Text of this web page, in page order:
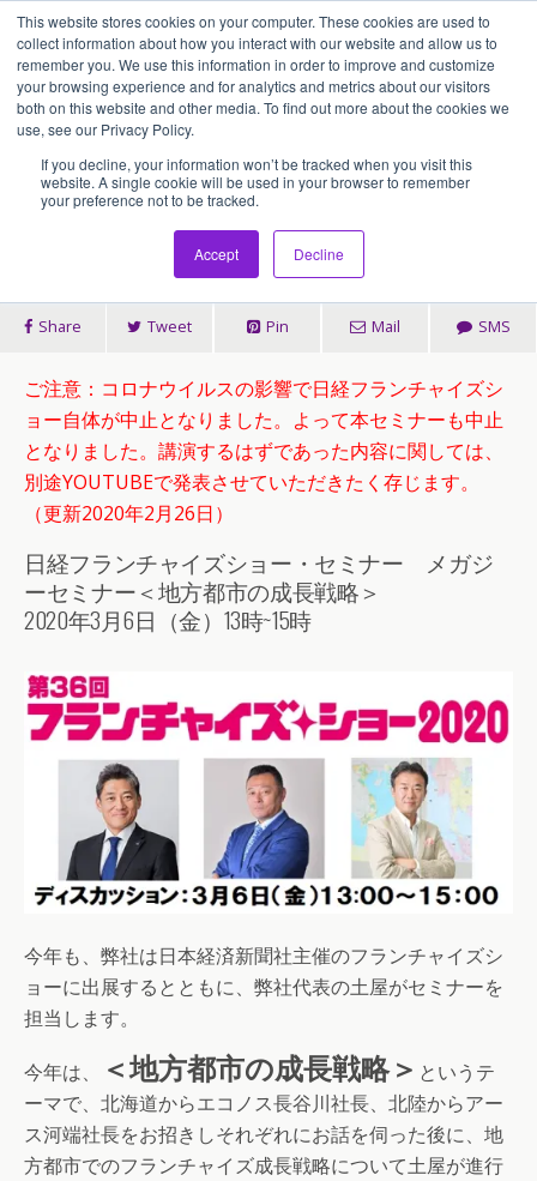
This website stores cookies on your computer. These cookies are used to
collect information about how you interact with our website and allow us to
remember you. We use this information in order to improve and customize
your browsing experience and for analytics and metrics about our visitors
both on this website and other media. To find out more about the cookies we
use, see our Privacy Policy.
If you decline, your information won’t be tracked when you visit this
website. A single cookie will be used in your browser to remember
your preference not to be tracked.
Accept Decline
アセンティア・ホールディングス(AssentiaHoldings)
今年もFCショーで講演します(開
催中止)
Share Tweet Pin Mail SMS
ご注意：コロナウイルスの影響で日経フランチャイズシ
ョー自体が中止となりました。よって本セミナーも中止
となりました。講演するはずであった内容に関しては、
別途YOUTUBEで発表させていただきたく存じます。
（更新2020年2月26日）
日経フランチャイズショー・セミナー メガジ
ーセミナー＜地方都市の成長戦略＞
2020年3月6日（金）13時~15時
今年も、弊社は日本経済新聞社主催のフランチャイズシ
ョーに出展するとともに、弊社代表の土屋がセミナーを
担当します。
今年は、 ＜地方都市の成長戦略＞ というテ
ーマで、北海道からエコノス長谷川社長、北陸からアー
ス河端社長をお招きしそれぞれにお話を伺った後に、地
方都市でのフランチャイズ成長戦略について土屋が進行